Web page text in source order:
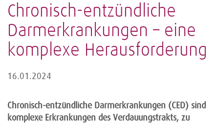
Chronisch-entzündliche
Darmerkrankungen – eine
komplexe Herausforderung
16.01.2024
Chronisch-entzündliche Darmerkrankungen (CED) sind
komplexe Erkrankungen des Verdauungstrakts, zu